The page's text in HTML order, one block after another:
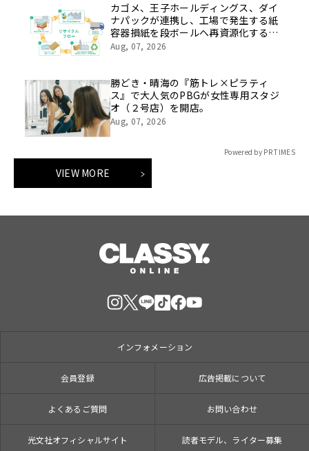
カゴメ、王子ホールディングス、ダイ
ナパックが連携し、工場で発生する紙
容器損紙を段ボールへ再資源化する実
証を開始
Aug, 07, 2026
勝どき・晴海の『筋トレ×ピラティ
ス』で大人気のPBGが女性専用スタジ
オ（２号店）を開店。
Aug, 07, 2026
Powered by PR TIMES
VIEW MORE
インフォメーション
会員登録 広告掲載について
よくあるご質問 お問い合わせ
光文社オフィシャルサイト 読者モデル、ライター募集